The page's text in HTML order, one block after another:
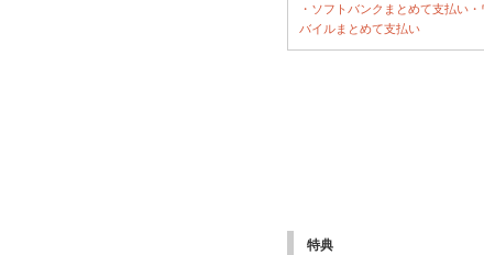
・ソフトバンクまとめて支払い・
バイルまとめて支払い
特典